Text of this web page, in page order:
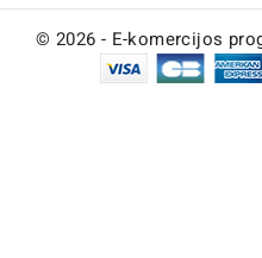
© 2026 - E-komercijos